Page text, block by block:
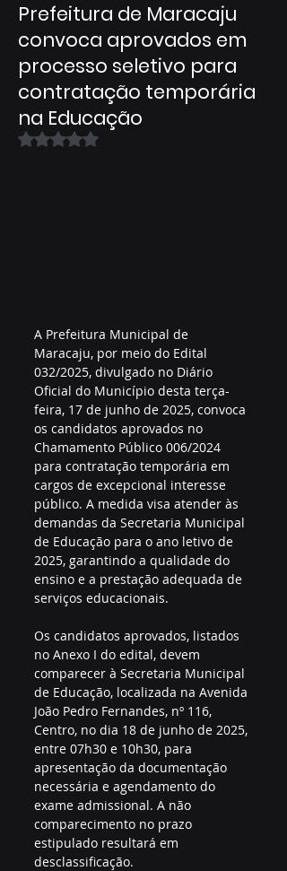
Prefeitura de Maracaju
convoca aprovados em
processo seletivo para
contratação temporária
na Educação
Avaliado com NaN de 5 estrelas.
A Prefeitura Municipal de
Maracaju, por meio do Edital
032/2025, divulgado no Diário
Oficial do Município desta terça-
feira, 17 de junho de 2025, convoca
os candidatos aprovados no
Chamamento Público 006/2024
para contratação temporária em
cargos de excepcional interesse
público. A medida visa atender às
demandas da Secretaria Municipal
de Educação para o ano letivo de
2025, garantindo a qualidade do
ensino e a prestação adequada de
serviços educacionais.
Os candidatos aprovados, listados
no Anexo I do edital, devem
comparecer à Secretaria Municipal
de Educação, localizada na Avenida
João Pedro Fernandes, nº 116,
Centro, no dia 18 de junho de 2025,
entre 07h30 e 10h30, para
apresentação da documentação
necessária e agendamento do
exame admissional. A não
comparecimento no prazo
estipulado resultará em
desclassificação.